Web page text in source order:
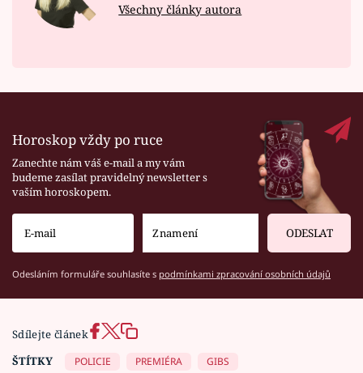
Všechny články autora
Horoskop vždy po ruce
Zanechte nám váš e-mail a my vám
budeme zasílat pravidelný newsletter s
vaším horoskopem.
ODESLAT
Odesláním formuláře souhlasíte s podmínkami zpracování osobních údajů
Sdílejte článek
ŠTÍTKY
POLICIE PREMIÉRA GIBS